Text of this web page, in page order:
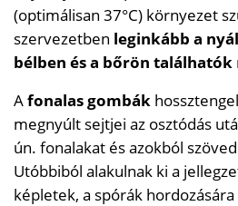
(optimálisan 37°C) környezet
szervezetben leginkább a
bélben és a bőrön találhatók
Afonalas gombák
megnyúlt sejtjei az osztódás
ún. fonalakat és azokból
Utóbbiból alakulnak ki a
képletek, a spórák hordozására